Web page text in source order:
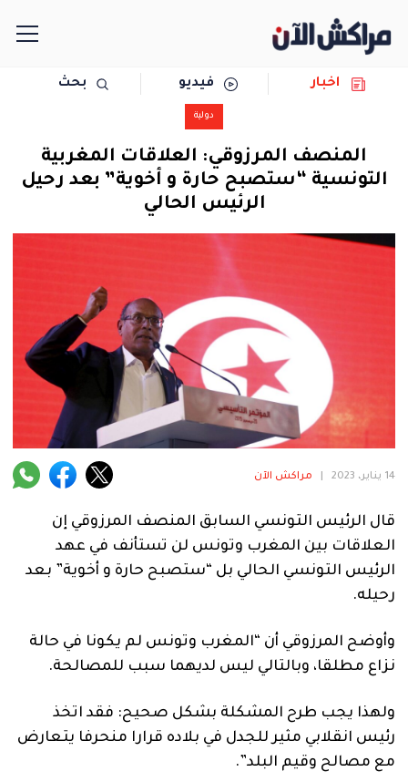
سياسة
رياضة
اخبار فيديو بحث
دولية
المنصف المرزوقي: العلاقات المغربية
التونسية “ستصبح حارة و أخوية” بعد رحيل
الرئيس الحالي
14 يناير، 2023 مراكش الآن
قال الرئيس التونسي السابق المنصف المرزوقي إن
العلاقات بين المغرب وتونس لن تستأنف في عهد
الرئيس التونسي الحالي بل “ستصبح حارة و أخوية” بعد
رحيله.
وأوضح المرزوقي أن “المغرب وتونس لم يكونا في حالة
نزاع مطلقا، وبالتالي ليس لديهما سبب للمصالحة.
ولهذا يجب طرح المشكلة بشكل صحيح: فقد اتخذ
رئيس انقلابي مثير للجدل في بلاده قرارا منحرفا يتعارض
مع مصالح وقيم البلد”.